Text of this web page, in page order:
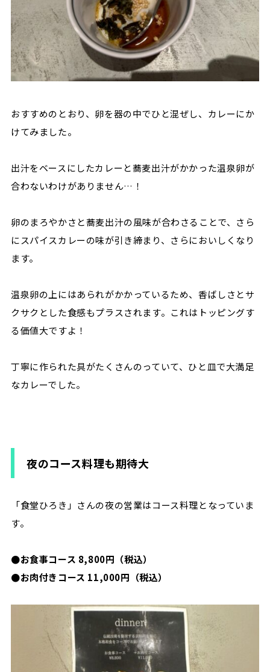
おすすめのとおり、卵を器の中でひと混ぜし、カレーにか
けてみました。
出汁をベースにしたカレーと蕎麦出汁がかかった温泉卵が
合わないわけがありません…！
卵のまろやかさと蕎麦出汁の風味が合わさることで、さら
にスパイスカレーの味が引き締まり、さらにおいしくなり
ます。
温泉卵の上にはあられがかかっているため、香ばしさとサ
クサクとした食感もプラスされます。これはトッピングす
る価値大ですよ！
丁寧に作られた具がたくさんのっていて、ひと皿で大満足
なカレーでした。
夜のコース料理も期待大
「食堂ひろき」さんの夜の営業はコース料理となっていま
す。
●お食事コース 8,800円（税込）
●お肉付きコース 11,000円（税込）